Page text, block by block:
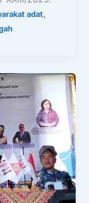
adat,